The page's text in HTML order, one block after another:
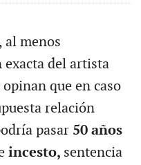
al menos
del artista
que en caso
relación
pasar 50 años
incesto, sentencia